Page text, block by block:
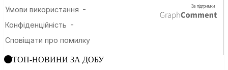
ТОП-НОВИНИ ЗА ДОБУ